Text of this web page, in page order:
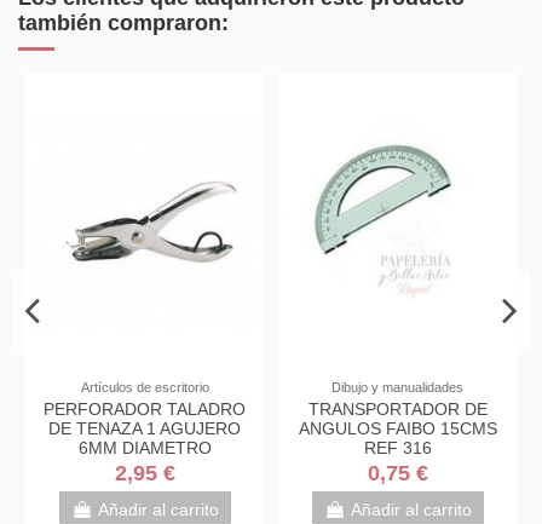
también compraron:
Dibujo y manualidades
TRANSPORTADOR DE
ANGULOS FAIBO 15CMS
REF 316
0,75 €
Añadir al carrito
Papel, sobres y derivados
TALONARIOS PARA
PRESUPUESTO FOLIO
DUPLICADO T-96
4,50 €
Añadir al carrito